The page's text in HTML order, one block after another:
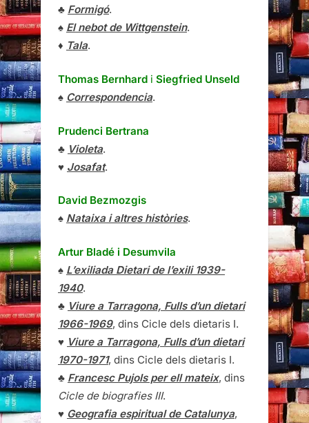
♣ Formigó.
♠ El nebot de Wittgenstein.
♦ Tala.
Thomas Bernhard i Siegfried Unseld
♠ Correspondencia.
Prudenci Bertrana
♣ Violeta.
♥ Josafat.
David Bezmozgis
♠ Nataixa i altres històries.
Artur Bladé i Desumvila
♠ L’exiliada Dietari de l’exili 1939-
1940.
♣ Viure a Tarragona, Fulls d’un dietari
1966-1969, dins Cicle dels dietaris I.
♥ Viure a Tarragona, Fulls d’un dietari
1970-1971, dins Cicle dels dietaris I.
♣ Francesc Pujols per ell mateix, dins
Cicle de biografies III.
♥ Geografia espiritual de Catalunya,